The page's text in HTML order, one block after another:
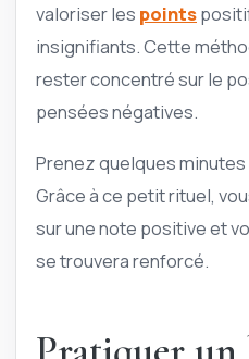
valoriser les points
insignifiants. Cette
rester concentré sur le
pensées négatives.
Prenez quelques
Grâce à ce petit rituel,
sur une note positive et
se trouvera renforcé.